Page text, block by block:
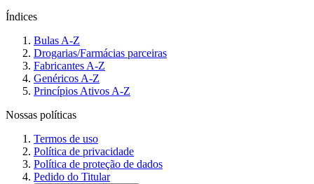
Índices
Bulas A-Z
Drogarias/Farmácias parceiras
Fabricantes A-Z
Genéricos A-Z
Princípios Ativos A-Z
Nossas políticas
Termos de uso
Política de privacidade
Política de proteção de dados
Pedido do Titular